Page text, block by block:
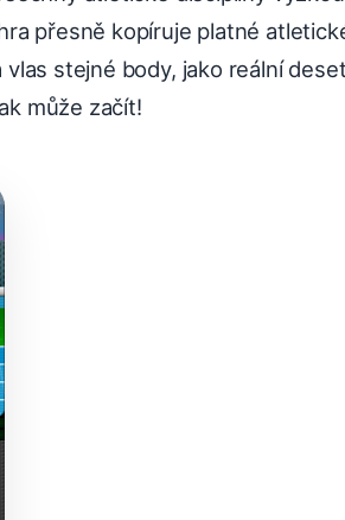
přesně kopíruje platné
stejné body, jako reální
může začít!